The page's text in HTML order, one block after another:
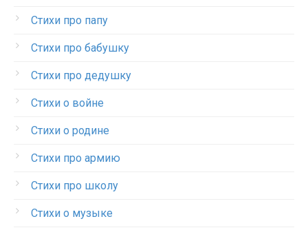
Стихи про папу
Стихи про бабушку
Стихи про дедушку
Стихи о войне
Стихи о родине
Стихи про армию
Стихи про школу
Стихи о музыке